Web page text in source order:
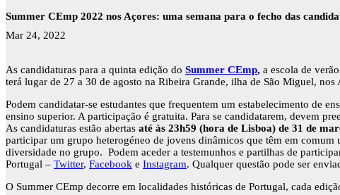
Summer CEmp 2022 nos Açores: uma semana para o fecho das
Mar 24, 2022
As candidaturas para a quinta edição do Summer CEmp, a escola de
terá lugar de 27 a 30 de agosto na Ribeira Grande, ilha de São Miguel,
Podem candidatar-se estudantes que frequentem um estabelecimento de
ensino superior. A participação é gratuita. Para se candidatarem, devem
As candidaturas estão abertas até às 23h59 (hora de Lisboa) de 31 de
participar um grupo heterogéneo de jovens dinâmicos que têm em
diversidade no grupo. Podem aceder a testemunhos e partilhas de
Portugal – Twitter, Facebook e Instagram. Qualquer questão pode ser
O Summer CEmp decorre em localidades históricas de Portugal, cada